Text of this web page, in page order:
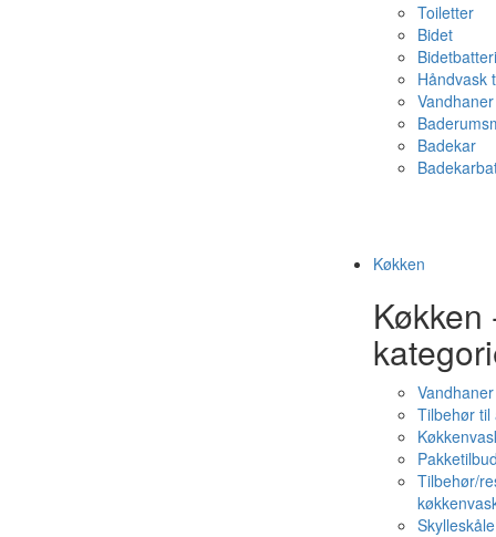
Toiletter
Bidet
Håndvask
Badekar
Køkken
Køkken
Vandhaner
Tilbehør
Tilbehør/